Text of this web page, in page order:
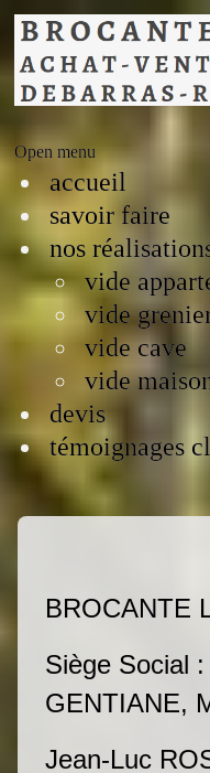
Open menu
accueil
savoir faire
nos
vide
vide
vide cave
vide
devis
témoignages
BROCANTE
Siège Social
GENTIANE,
Jean-Luc